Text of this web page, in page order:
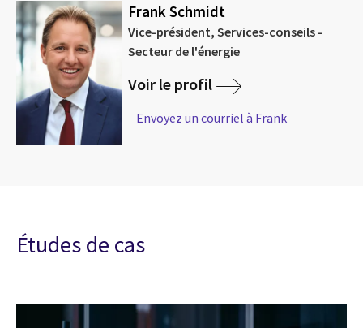
Frank Schmidt
Vice-président, Services-conseils -
Secteur de l'énergie
Voir le profil
Envoyez un courriel à Frank
Études de cas